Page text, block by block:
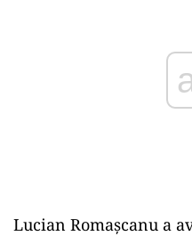
Lucian Romașcanu a